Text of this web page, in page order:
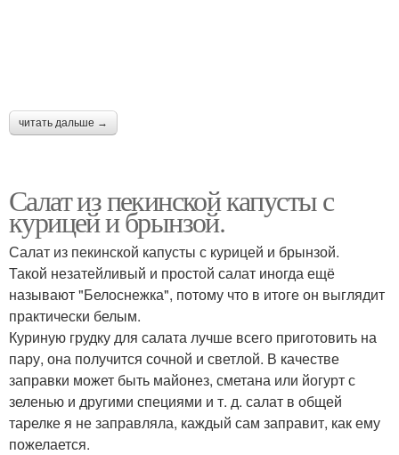
читать дальше →
Салат из пекинской капусты с
курицей и брынзой.
Салат из пекинской капусты с курицей и брынзой.
Такой незатейливый и простой салат иногда ещё
называют "Белоснежка", потому что в итоге он выглядит
практически белым.
Куриную грудку для салата лучше всего приготовить на
пару, она получится сочной и светлой. В качестве
заправки может быть майонез, сметана или йогурт с
зеленью и другими специями и т. д. салат в общей
тарелке я не заправляла, каждый сам заправит, как ему
пожелается.